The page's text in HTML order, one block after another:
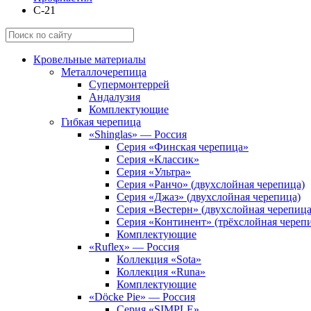
С-21
Кровельные материалы
Металлочерепица
Супермонтеррей
Андалузия
Комплектующие
Гибкая черепица
«Shinglas» — Россия
Серия «Финская черепица»
Серия «Классик»
Серия «Ультра»
Серия «Ранчо» (двухслойная черепица)
Серия «Джаз» (двухслойная черепица)
Серия «Вестерн» (двухслойная
Серия «Континент» (трёхслойная
Комплектующие
«Ruflex» — Россия
Коллекция «Sota»
Коллекция «Runa»
Комплектующие
«Döcke Pie» — Россия